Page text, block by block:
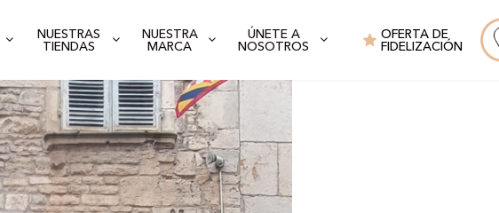
NUESTRAS
TIENDAS
NUESTRA
MARCA
ÚNETE A
NOSOTROS
OFERTA DE
FIDELIZACIÓN